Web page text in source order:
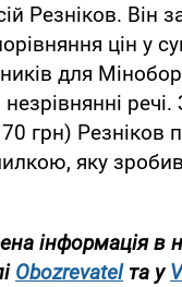
Резніков. Він
цін у
для
грн) Резніков
яку зробив
інформація в
Obozrevatelта у